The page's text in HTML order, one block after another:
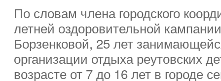
По словам члена городского
летней оздоровительной
Борзенковой, 25 лет
организации отдыха реутовских
возрасте от 7 до 16 лет в городе